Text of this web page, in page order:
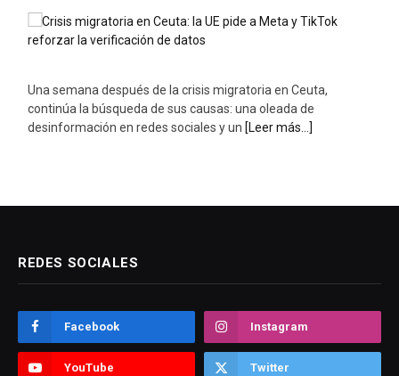
Una semana después de la crisis migratoria en Ceuta,
continúa la búsqueda de sus causas: una oleada de
desinformación en redes sociales y un [Leer más...]
REDES SOCIALES
Facebook Instagram
YouTube Twitter